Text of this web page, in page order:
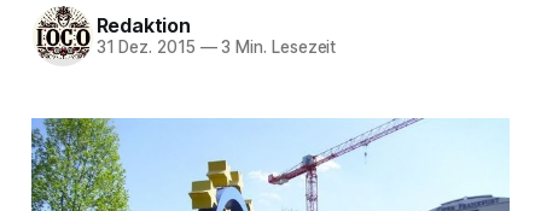
Redaktion
31 Dez. 2015 —3 Min. Lesezeit